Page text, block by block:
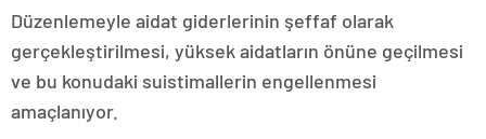
Düzenlemeyle aidat giderlerinin şeffaf olarak
gerçekleştirilmesi, yüksek aidatların önüne geçilmesi
ve bu konudaki suistimallerin engellenmesi
amaçlanıyor.